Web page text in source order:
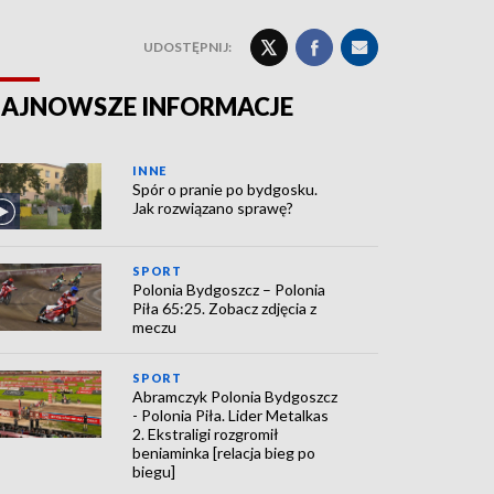
UDOSTĘPNIJ:
INFORMACJE
INNE
Spór o pranie po bydgosku.
Jak rozwiązano sprawę?
SPORT
Polonia Bydgoszcz – Polonia
Piła 65:25. Zobacz zdjęcia z
meczu
SPORT
Abramczyk Polonia Bydgoszcz
- Polonia Piła. Lider Metalkas
2. Ekstraligi rozgromił
beniaminka [relacja bieg po
biegu]